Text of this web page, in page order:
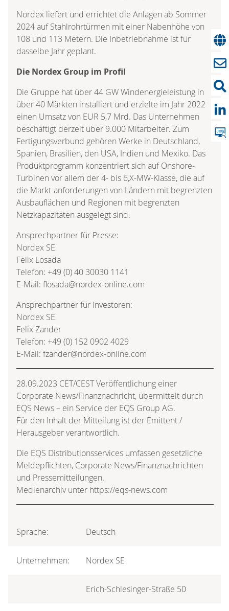
Nordex liefert und errichtet die Anlagen ab Sommer
2024 auf Stahlrohrtürmen mit einer Nabenhöhe von
108 und 113 Metern. Die Inbetriebnahme ist für
dasselbe Jahr geplant.
Die Nordex Group im Profil
Die Gruppe hat über 44 GW Windenergieleistung in
über 40 Märkten installiert und erzielte im Jahr 2022
einen Umsatz von EUR 5,7 Mrd. Das Unternehmen
beschäftigt derzeit über 9.000 Mitarbeiter. Zum
Fertigungsverbund gehören Werke in Deutschland,
Spanien, Brasilien, den USA, Indien und Mexiko. Das
Produktprogramm konzentriert sich auf Onshore-
Turbinen vor allem der 4- bis 6,X-MW-Klasse, die auf
die Markt-anforderungen von Ländern mit begrenzten
Ausbauflächen und Regionen mit begrenzten
Netzkapazitäten ausgelegt sind.
Ansprechpartner für Presse:
Nordex SE
Felix Losada
Telefon: +49 (0) 40 30030 1141
E-Mail: flosada@nordex-online.com
Ansprechpartner für Investoren:
Nordex SE
Felix Zander
Telefon: +49 (0) 152 0902 4029
E-Mail: fzander@nordex-online.com
28.09.2023 CET/CEST Veröffentlichung einer
Corporate News/Finanznachricht, übermittelt durch
EQS News – ein Service der EQS Group AG.
Für den Inhalt der Mitteilung ist der Emittent /
Herausgeber verantwortlich.
Die EQS Distributionsservices umfassen gesetzliche
Meldepflichten, Corporate News/Finanznachrichten
und Pressemitteilungen.
Medienarchiv unter https://eqs-news.com
Sprache: Deutsch
Unternehmen: Nordex SE
Erich-Schlesinger-Straße 50